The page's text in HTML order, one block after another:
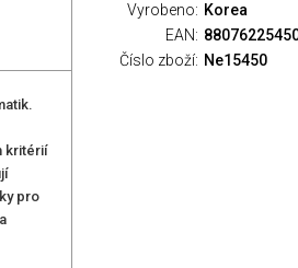
kritérií
pro
Vyrobeno: Korea
EAN:
Číslo zboží: Ne15450